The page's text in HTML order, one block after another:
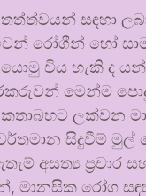
සඳහා
රෝගීන් හෝ
විය හැකි ද
මෙන්ම පොදු
ලක්වන
සිදුවීම් මුල්
අසත්‍ය ප්‍රචාර
මානසික රෝග